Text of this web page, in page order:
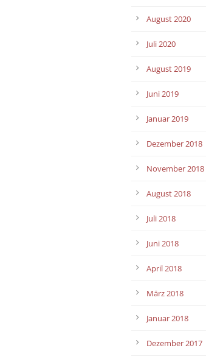
August 2020
Juli 2020
August 2019
Juni 2019
Januar 2019
Dezember 2018
November 2018
August 2018
Juli 2018
Juni 2018
April 2018
März 2018
Januar 2018
Dezember 2017